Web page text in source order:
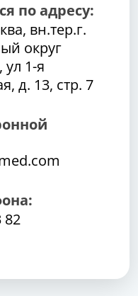
по адресу:
вн.тер.г.
округ
1-я
д. 13, стр. 7
82